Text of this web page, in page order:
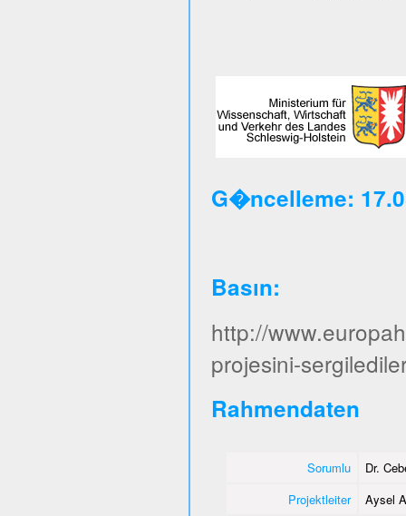
G�ncelleme:
Basın:
http://
projesini-
Rahmendaten
Sorumlu
Dr.
Projektleiter
Aysel